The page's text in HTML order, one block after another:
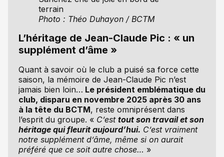
Photo : Théo Duhayon / BCTM
L’héritage de Jean-Claude Pic : « un
supplément d’âme »
Quant à savoir où le club a puisé sa force cette
saison, la mémoire de Jean-Claude Pic n’est
jamais bien loin… Le président emblématique du
club, disparu en novembre 2025 après 30 ans
à la tête du BCTM, reste omniprésent dans
l’esprit du groupe. « C’est tout son travail et son
héritage qui fleurit aujourd’hui. C’est vraiment
notre supplément d’âme, même si on aurait
préféré que ce soit autre chose… »